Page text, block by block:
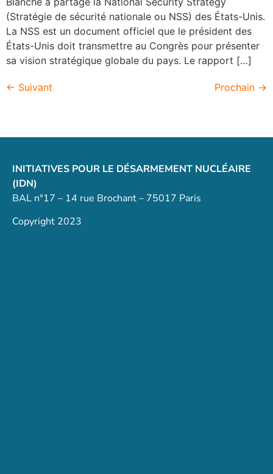
(Stratégie de sécurité nationale ou NSS) des États-Unis.
La NSS est un document officiel que le président des
États-Unis doit transmettre au Congrès pour présenter
sa vision stratégique globale du pays. Le rapport […]
← Suivant Prochain →
INITIATIVES POUR LE DÉSARMEMENT NUCLÉAIRE
(IDN)
BAL n°17 – 14 rue Brochant – 75017 Paris
Copyright 2023